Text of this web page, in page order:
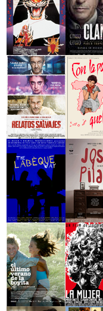
>Entre tinieblas >El
>Relatos Salvajes
>Con la
>The Labèque Way >José y